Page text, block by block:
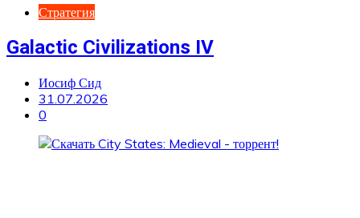
Стратегия
Galactic Civilizations IV
Иосиф Сид
31.07.2026
0